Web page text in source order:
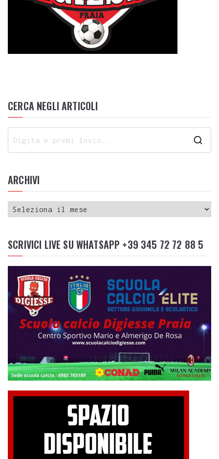
CERCA NEGLI ARTICOLI
ARCHIVI
SCRIVICI LIVE SU WHATSAPP +39 345 72 72 88 5